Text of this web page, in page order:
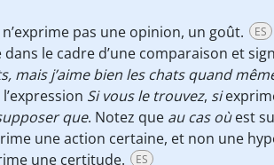
n’exprime pas une opinion, un goût. ES
le cadre d’une comparaison et
mais j’aime bien les chats quand
Si vous le trouvez, si
que. Notez que au cas oùest
une action certaine, et non une
une certitude.
ES